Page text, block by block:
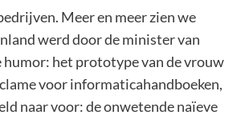
Meer en meer zien we
werd door de minister van
het prototype van de vrouw
voor informaticahandboeken,
naar voor: de onwetende naïeve